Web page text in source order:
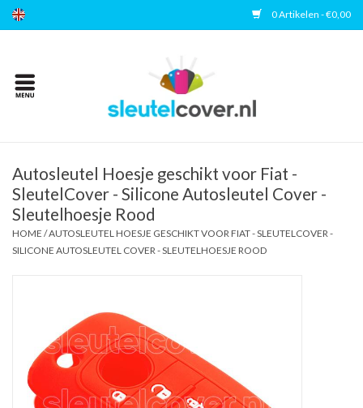
0 Artikelen - €0,00
Home
Accessoires
Veelgestelde vragen
Autosleutel Hoesje geschikt voor Fiat -
SleutelCover - Silicone Autosleutel Cover -
Sleutelhoesje Rood
HOME /AUTOSLEUTEL HOESJE GESCHIKT VOOR FIAT - SLEUTELCOVER -
SILICONE AUTOSLEUTEL COVER - SLEUTELHOESJE ROOD